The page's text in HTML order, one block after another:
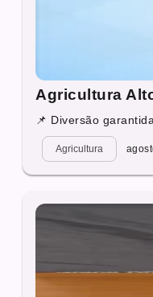
Agricultura
📌 Diversão
Agricultura